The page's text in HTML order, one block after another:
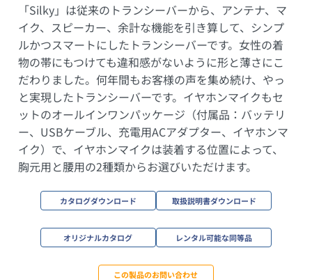
「Silky」は従来のトランシーバーから、アンテナ、マ
イク、スピーカー、余計な機能を引き算して、シンプ
ルかつスマートにしたトランシーバーです。女性の着
物の帯にもつけても違和感がないように形と薄さにこ
だわりました。何年間もお客様の声を集め続け、やっ
と実現したトランシーバーです。イヤホンマイクもセ
ットのオールインワンパッケージ（付属品：バッテリ
ー、USBケーブル、充電用ACアダプター、イヤホンマ
イク）で、イヤホンマイクは装着する位置によって、
胸元用と腰用の2種類からお選びいただけます。
カタログダウンロード 取扱説明書ダウンロード
オリジナルカタログ レンタル可能な同等品
この製品のお問い合わせ